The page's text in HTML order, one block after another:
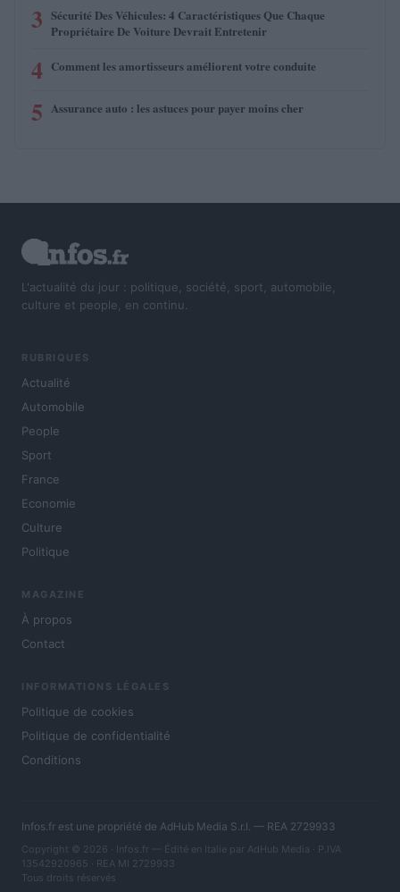
3 Sécurité Des Véhicules: 4 Caractéristiques Que Chaque
Propriétaire De Voiture Devrait Entretenir
4 Comment les amortisseurs améliorent votre conduite
5 Assurance auto : les astuces pour payer moins cher
L'actualité du jour : politique, société, sport, automobile,
culture et people, en continu.
RUBRIQUES
Actualité
Automobile
People
Sport
France
Economie
Culture
Politique
MAGAZINE
À propos
Contact
INFORMATIONS LÉGALES
Politique de cookies
Politique de confidentialité
Conditions
Infos.fr est une propriété de AdHub Media S.r.l. — REA 2729933
Copyright © 2026 · Infos.fr — Édité en Italie par AdHub Media · P.IVA
13542920965 · REA MI 2729933
Tous droits réservés